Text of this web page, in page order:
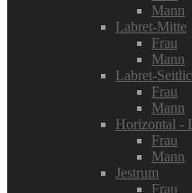
Mann
Labret-Mitte
Frau
Mann
Labret-
Frau
Mann
Horizontal -
Frau
Mann
Jestrum
Frau